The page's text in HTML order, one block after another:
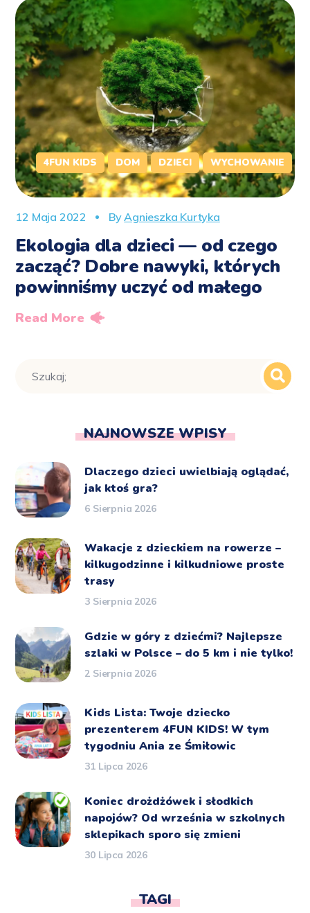
4FUN KIDS DOM DZIECI WYCHOWANIE
12 Maja 2022 ByAgnieszka Kurtyka
Ekologia dla dzieci — od czego
zacząć? Dobre nawyki, których
powinniśmy uczyć od małego
Read More
NAJNOWSZE WPISY
Dlaczego dzieci uwielbiają oglądać,
jak ktoś gra?
6 Sierpnia 2026
Wakacje z dzieckiem na rowerze –
kilkugodzinne i kilkudniowe proste
trasy
3 Sierpnia 2026
Gdzie w góry z dziećmi? Najlepsze
szlaki w Polsce – do 5 km i nie tylko!
2 Sierpnia 2026
Kids Lista: Twoje dziecko
prezenterem 4FUN KIDS! W tym
tygodniu Ania ze Śmiłowic
31 Lipca 2026
Koniec drożdżówek i słodkich
napojów? Od września w szkolnych
sklepikach sporo się zmieni
30 Lipca 2026
TAGI